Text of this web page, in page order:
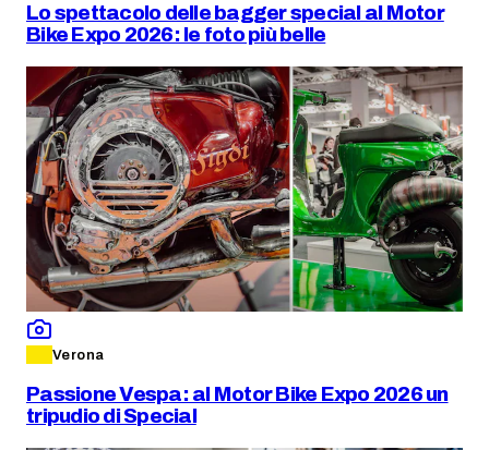
Lo spettacolo delle bagger special al Motor
Bike Expo 2026: le foto più belle
Verona
Passione Vespa: al Motor Bike Expo 2026 un
tripudio di Special